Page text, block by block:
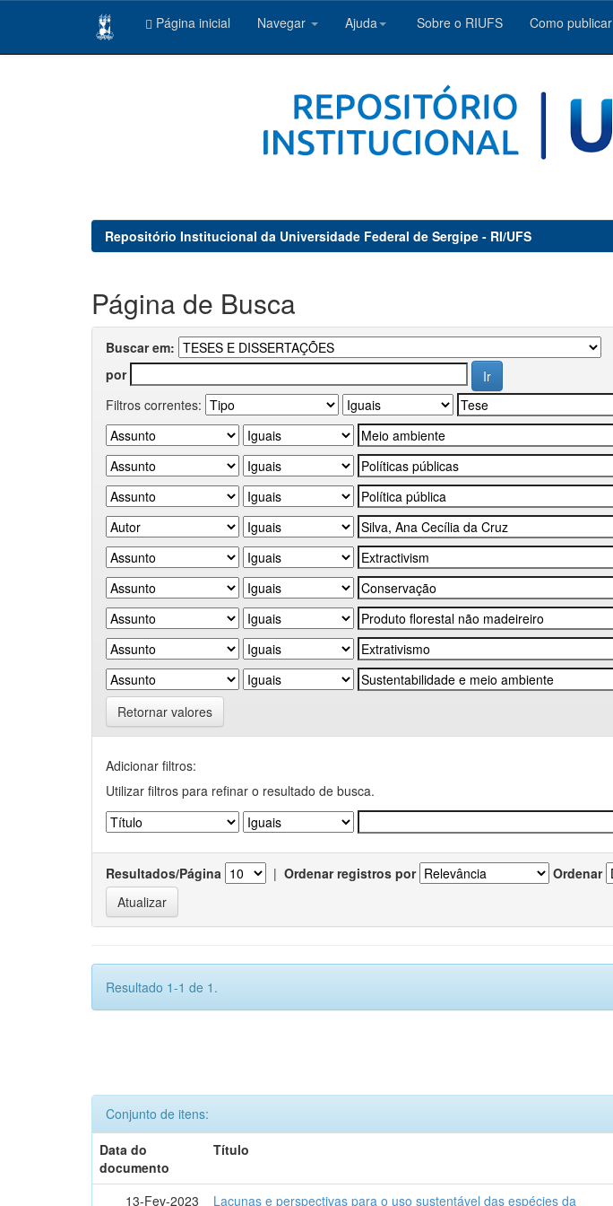
Página inicial Navegar Ajuda Sobre o RIUFS Como publicar
Repositório Institucional da Universidade Federal de Sergipe - RI/UFS
Página de Busca
Buscar em:
por
Filtros correntes:
Retornar valores
Adicionar filtros:
Utilizar filtros para refinar o resultado de busca.
Resultados/Página | Ordenar registros por Ordenar
Resultado 1-1 de 1.
Conjunto de itens:
Data do
documento
Título
13-Fev-2023 Lacunas e perspectivas para o uso sustentável das espécies da